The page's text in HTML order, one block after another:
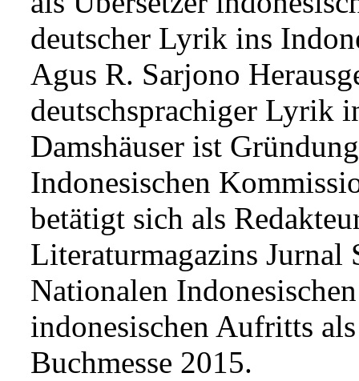
deutscher Lyrik ins
Agus R. Sarjono
deutschsprachiger Lyrik
Damshäuser ist
Indonesischen
betätigt sich als
Literaturmagazins
Nationalen
indonesischen Aufritts
Buchmesse 2015.